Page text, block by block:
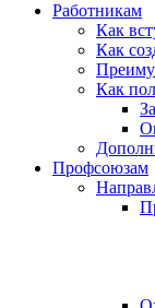
Работникам
Как
Как
Как
Профсоюзам